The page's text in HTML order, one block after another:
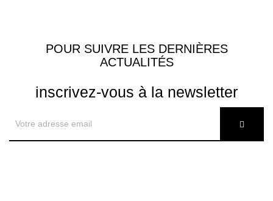
POUR SUIVRE LES DERNIÈRES
ACTUALITÉS
inscrivez-vous à la newsletter